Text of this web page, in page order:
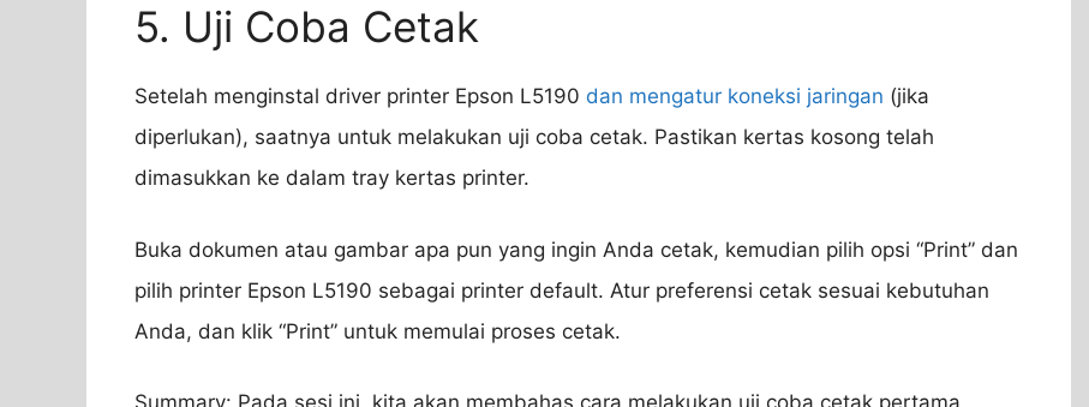
5. Uji Coba Cetak
Setelah menginstal driver printer Epson L5190 dan mengatur koneksi jaringan (jika
diperlukan), saatnya untuk melakukan uji coba cetak. Pastikan kertas kosong telah
dimasukkan ke dalam tray kertas printer.
Buka dokumen atau gambar apa pun yang ingin Anda cetak, kemudian pilih opsi “Print” dan
pilih printer Epson L5190 sebagai printer default. Atur preferensi cetak sesuai kebutuhan
Anda, dan klik “Print” untuk memulai proses cetak.